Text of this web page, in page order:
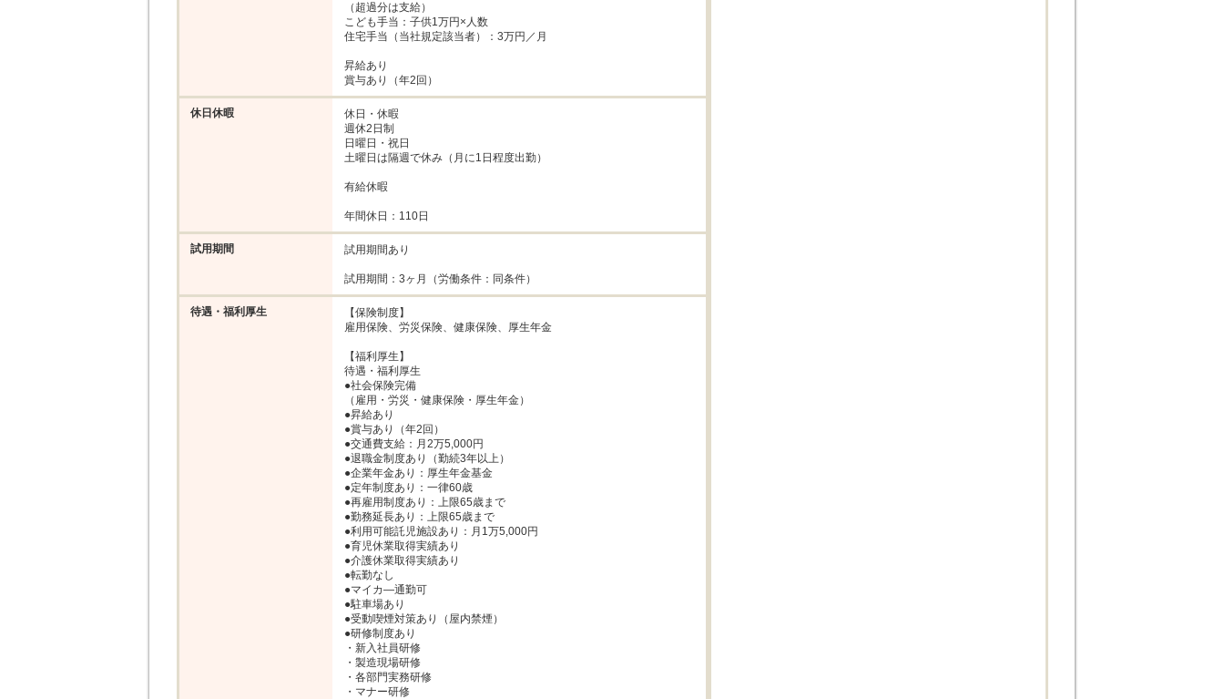
（超過分は支給）
こども手当：子供1万円×人数
住宅手当（当社規定該当者）：3万円／月
昇給あり
賞与あり（年2回）
休日休暇
休日・休暇
週休2日制
日曜日・祝日
土曜日は隔週で休み（月に1日程度出勤）
有給休暇
年間休日：110日
試用期間 試用期間あり
試用期間：3ヶ月（労働条件：同条件）
待遇・福利厚生
【保険制度】
雇用保険、労災保険、健康保険、厚生年金
【福利厚生】
待遇・福利厚生
●社会保険完備
（雇用・労災・健康保険・厚生年金）
●昇給あり
●賞与あり（年2回）
●交通費支給：月2万5,000円
●退職金制度あり（勤続3年以上）
●企業年金あり：厚生年金基金
●定年制度あり：一律60歳
●再雇用制度あり：上限65歳まで
●勤務延長あり：上限65歳まで
●利用可能託児施設あり：月1万5,000円
●育児休業取得実績あり
●介護休業取得実績あり
●転勤なし
●マイカ―通勤可
●駐車場あり
●受動喫煙対策あり（屋内禁煙）
●研修制度あり
・新入社員研修
・製造現場研修
・各部門実務研修
・マナー研修